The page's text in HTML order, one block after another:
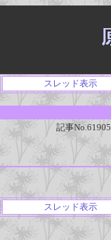
スレッド表示
記事
スレッド表示